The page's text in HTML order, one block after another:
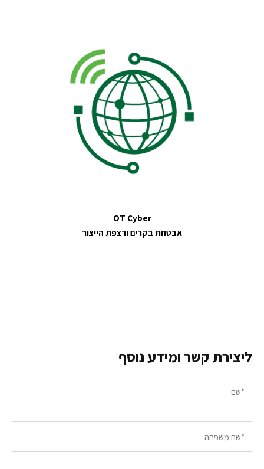
OT Cyber
אבטחת בקרים ורצפת הייצור
ליצירת קשר ומידע נוסף